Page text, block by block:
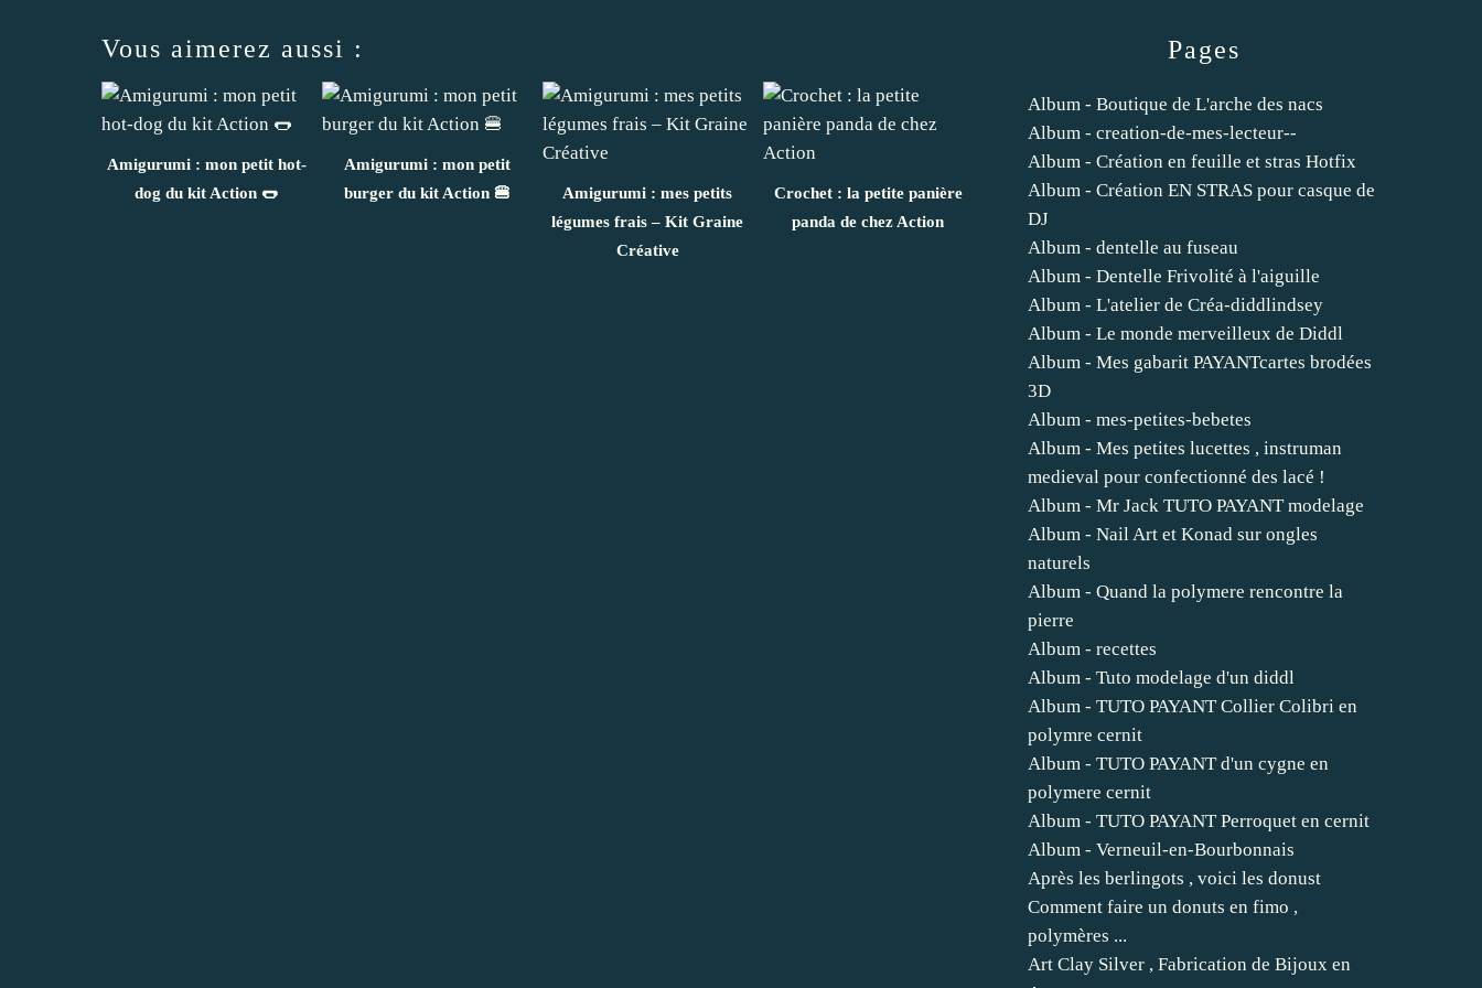
Vous aimerez aussi :
Amigurumi : mon petit hot-
dog du kit Action 🌭
Amigurumi : mon petit
burger du kit Action 🍔
Amigurumi : mes petits
légumes frais – Kit Graine
Créative
Crochet : la petite panière
panda de chez Action
Pages
Album - Boutique de L'arche des nacs
Album - creation-de-mes-lecteur--
Album - Création en feuille et stras Hotfix
Album - Création EN STRAS pour casque de
DJ
Album - dentelle au fuseau
Album - Dentelle Frivolité à l'aiguille
Album - L'atelier de Créa-diddlindsey
Album - Le monde merveilleux de Diddl
Album - Mes gabarit PAYANTcartes brodées
3D
Album - mes-petites-bebetes
Album - Mes petites lucettes , instruman
medieval pour confectionné des lacé !
Album - Mr Jack TUTO PAYANT modelage
Album - Nail Art et Konad sur ongles
naturels
Album - Quand la polymere rencontre la
pierre
Album - recettes
Album - Tuto modelage d'un diddl
Album - TUTO PAYANT Collier Colibri en
polymre cernit
Album - TUTO PAYANT d'un cygne en
polymere cernit
Album - TUTO PAYANT Perroquet en cernit
Album - Verneuil-en-Bourbonnais
Après les berlingots , voici les donust
Comment faire un donuts en fimo ,
polymères ...
Art Clay Silver , Fabrication de Bijoux en